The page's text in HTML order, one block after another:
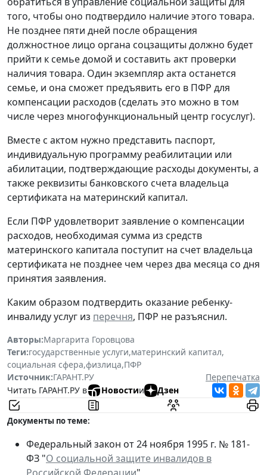
того, чтобы оно подтвердило наличие этого товара.
Не позднее пяти дней после обращения
должностное лицо органа соцзащиты должно будет
прийти к семье домой и составить акт проверки
наличия товара. Один экземпляр акта останется
семье, и она сможет предъявить его в ПФР для
компенсации расходов (сделать это можно в том
числе через многофункциональный центр госуслуг).
Вместе с актом нужно представить паспорт,
индивидуальную программу реабилитации или
абилитации, подтверждающие расходы документы, а
также реквизиты банковского счета владельца
сертификата на материнский капитал.
Если ПФР удовлетворит заявление о компенсации
расходов, необходимая сумма из средств
материнского капитала поступит на счет владельца
сертификата не позднее чем через два месяца со дня
принятия заявления.
Каким образом подтвердить оказание ребенку-
инвалиду услуг из перечня, ПФР не разъяснил.
Авторы:Маргарита Горовцова
Теги:государственные услуги,материнский капитал,
социальная сфера,физлица,ПФР
Источник:ГАРАНТ.РУ
Перепечатка
Читать ГАРАНТ.РУ в
Новостии Дзен
Документы по теме:
Федеральный закон от 24 ноября 1995 г. № 181-
ФЗ "О социальной защите инвалидов в